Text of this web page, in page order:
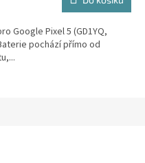
Google Pixel 5 (GD1YQ,
pochází přímo od